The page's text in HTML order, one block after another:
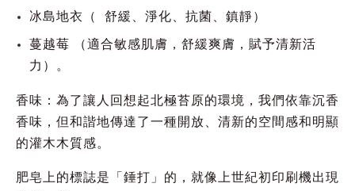
冰島地衣 （ 舒緩、淨化、抗菌、鎮靜）
蔓越莓 （適合敏感肌膚，舒緩爽膚，賦予清新活
力）
。
香味：為了讓人回想起北極苔原的環境，我們依靠沉香
香味，但和諧地傳達了一種開放、清新的空間感和明顯
的灌木木質感。
肥皂上的標誌是「錘打」的，就像上世紀初印刷機出現